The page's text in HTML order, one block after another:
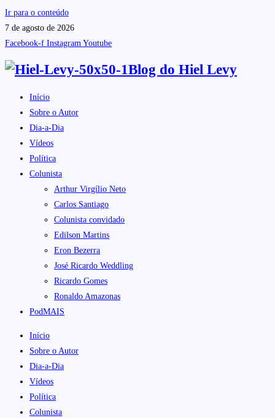
Ir para o conteúdo
7 de agosto de 2026
Facebook-f Instagram Youtube
Blog do Hiel Levy
Início
Sobre o Autor
Dia-a-Dia
Vídeos
Política
Colunista
Arthur Virgílio Neto
Carlos Santiago
Colunista convidado
Edilson Martins
Eron Bezerra
José Ricardo Weddling
Ricardo Gomes
Ronaldo Amazonas
PodMAIS
Início
Sobre o Autor
Dia-a-Dia
Vídeos
Política
Colunista